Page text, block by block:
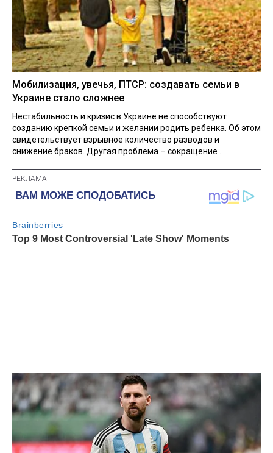
Мобилизация, увечья, ПТСР: создавать семьи в
Украине стало сложнее
Нестабильность и кризис в Украине не способствуют
созданию крепкой семьи и желании родить ребенка. Об этом
свидетельствует взрывное количество разводов и
снижение браков. Другая проблема – сокращение ...